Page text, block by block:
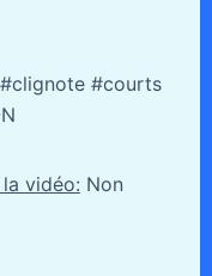
#courts
vidéo: Non